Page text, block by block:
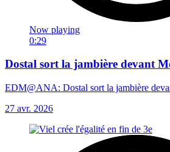
Now playing
0:29
Dostal sort la jambière devant
EDM@ANA: Dostal sort la jambière
27 avr. 2026